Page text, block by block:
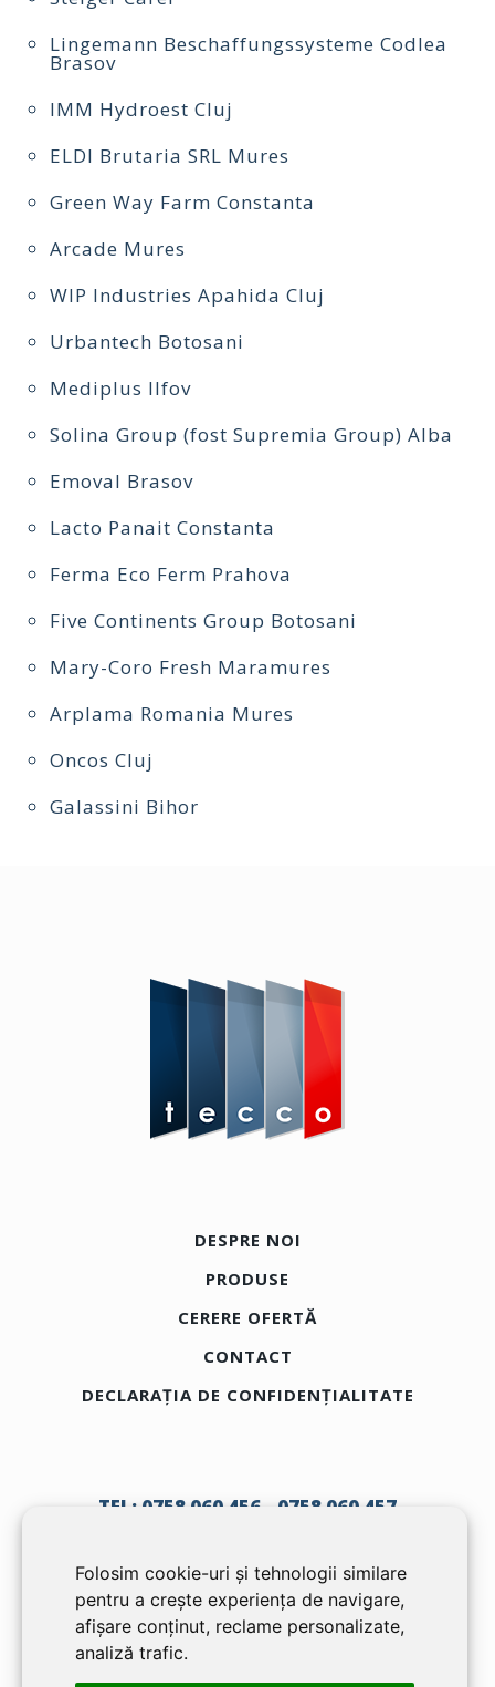
Folosim cookie-uri și tehnologii similare
pentru a crește experiența de navigare,
afișare conținut, reclame personalizate,
analiză trafic.
Lingemann Beschaffungssysteme Codlea
Brasov
IMM Hydroest Cluj
ELDI Brutaria SRL Mures
Green Way Farm Constanta
Arcade Mures
WIP Industries Apahida Cluj
Urbantech Botosani
Mediplus Ilfov
Solina Group (fost Supremia Group) Alba
Emoval Brasov
Lacto Panait Constanta
Ferma Eco Ferm Prahova
Five Continents Group Botosani
Mary-Coro Fresh Maramures
Arplama Romania Mures
Oncos Cluj
Galassini Bihor
DESPRE NOI
PRODUSE
CERERE OFERTĂ
CONTACT
DECLARAȚIA DE CONFIDENȚIALITATE
TEL: 0758 060 456 0758 060 457
TECCO DOOR SRL
RO26379502
J12/16/2010